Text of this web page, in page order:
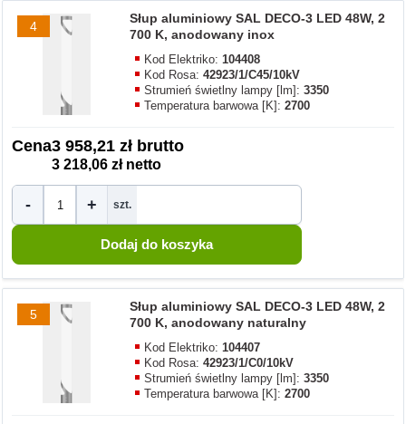
4
Słup aluminiowy SAL DECO-3 LED 48W, 2
700 K, anodowany inox
Kod Elektriko:104408
Kod Rosa:42923/1/C45/10kV
Strumień świetlny lampy [lm]:3350
Temperatura barwowa [K]:2700
Cena3 958,21 zł brutto
3 218,06 zł netto
- + szt.
5
Słup aluminiowy SAL DECO-3 LED 48W, 2
700 K, anodowany naturalny
Kod Elektriko:104407
Kod Rosa:42923/1/C0/10kV
Strumień świetlny lampy [lm]:3350
Temperatura barwowa [K]:2700